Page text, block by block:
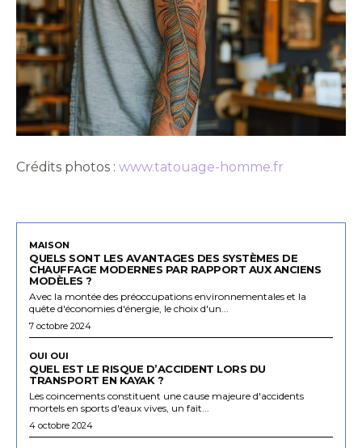
Crédits photos : www.tatouage-homme.fr
MAISON
QUELS SONT LES AVANTAGES DES SYSTÈMES DE
CHAUFFAGE MODERNES PAR RAPPORT AUX ANCIENS
MODÈLES ?
Avec la montée des préoccupations environnementales et la
quête d'économies d'énergie, le choix d'un...
7 octobre 2024
OUI OUI
QUEL EST LE RISQUE D’ACCIDENT LORS DU
TRANSPORT EN KAYAK ?
Les coincements constituent une cause majeure d'accidents
mortels en sports d'eaux vives, un fait...
4 octobre 2024